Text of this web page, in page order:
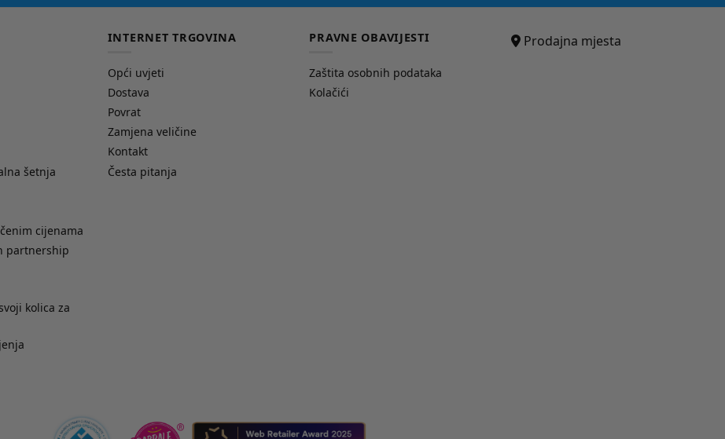
šetnja
cijenama
partnership
kolica za
INTERNET TRGOVINA
Opći uvjeti
Dostava
Povrat
Zamjena veličine
Kontakt
Česta pitanja
PRAVNE OBAVIJESTI
Zaštita osobnih podataka
Kolačići
Prodajna mjesta